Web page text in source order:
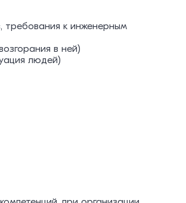
требования к инженерным
в ней)
людей)